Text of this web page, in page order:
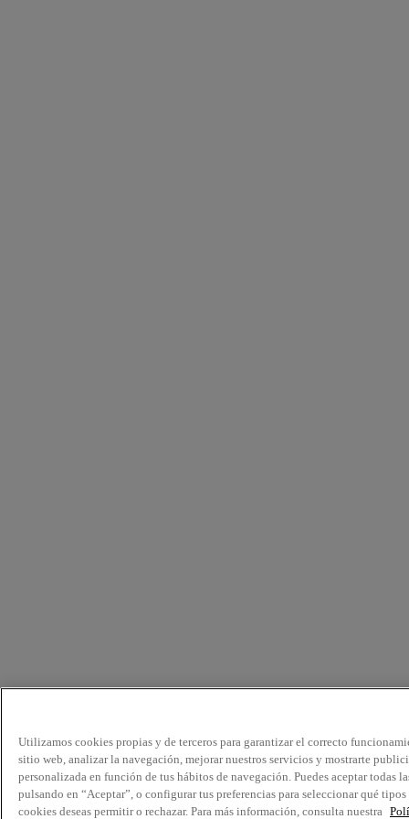
Utilizamos cookies propias y de terceros para garantizar el correcto
sitio web, analizar la navegación, mejorar nuestros servicios y mostrarte
personalizada en función de tus hábitos de navegación. Puedes aceptar todas
pulsando en “Aceptar”, o configurar tus preferencias para seleccionar qué tipos
cookies deseas permitir o rechazar. Para más información, consulta nuestra